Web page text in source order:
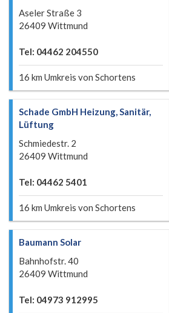
Aseler Straße 3
26409 Wittmund
Tel: 04462 204550
16 km Umkreis von Schortens
Schade GmbH Heizung, Sanitär,
Lüftung
Schmiedestr. 2
26409 Wittmund
Tel: 04462 5401
16 km Umkreis von Schortens
Baumann Solar
Bahnhofstr. 40
26409 Wittmund
Tel: 04973 912995